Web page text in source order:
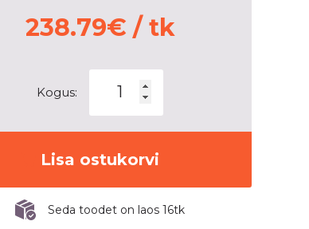
238.79€ / tk
Kogus:
ICECONTACT
3
kogus
Lisa ostukorvi
Seda toodet on laos 16tk